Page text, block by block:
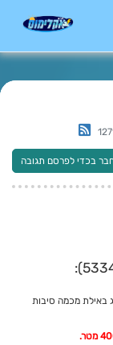
בכדי לפרסם תגובה
באילת מכמה סיבות